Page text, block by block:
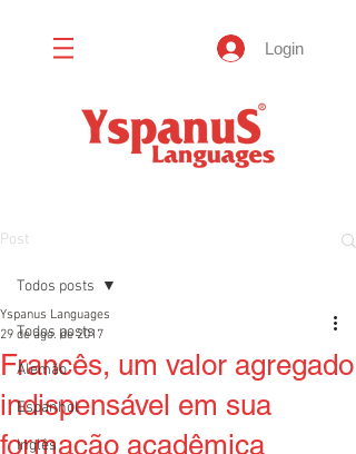
Login
Post
Todos posts
Alemão
Espanhol
Inglês
Todos posts
Francês, um valor agregado
indispensável em sua
formação acadêmica
Yspanus Languages
29 de ago. de 2017